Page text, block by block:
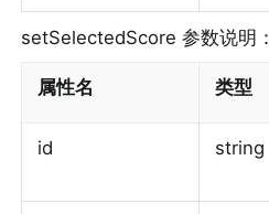
setSelectedScore 参数说明：
属性名 类型
id string